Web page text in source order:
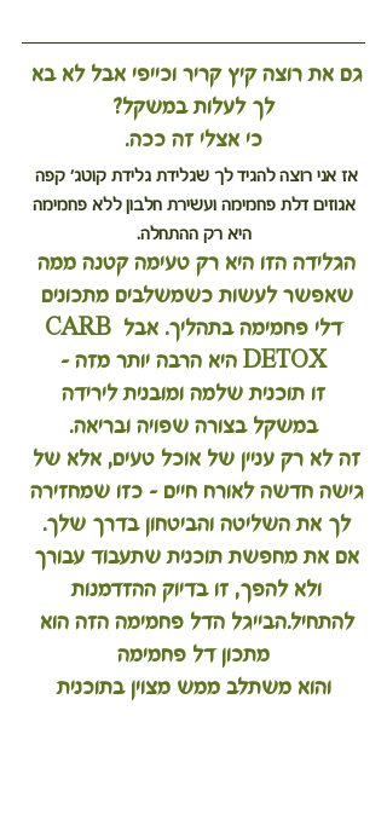
גם את רוצה קיץ קריר וכייפי אבל לא בא
לך לעלות במשקל?
כי אצלי זה ככה.
אז אני רוצה להגיד לך שגלידת גלידת קוטג' קפה
אגוזים דלת פחמימה ועשירת חלבון ללא פחמימה
היא רק ההתחלה.
הגלידה הזו היא רק טעימה קטנה ממה
שאפשר לעשות כשמשלבים מתכונים
דלי פחמימה בתהליך. אבל CARB
DETOX היא הרבה יותר מזה –
זו תוכנית שלמה ומובנית לירידה
במשקל בצורה שפויה ובריאה.
זה לא רק עניין של אוכל טעים, אלא של
גישה חדשה לאורח חיים – כזו שמחזירה
לך את השליטה והביטחון בדרך שלך.
אם את מחפשת תוכנית שתעבוד עבורך
ולא להפך, זו בדיוק ההזדמנות
להתחיל.הבייגל הדל פחמימה הזה הוא
מתכון דל פחמימה
והוא משתלב ממש מצוין בתוכנית